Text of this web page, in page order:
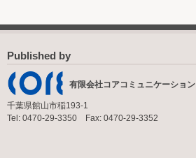
Published by
有限会社コアコミュニケーション
千葉県館山市稲193-1
Tel: 0470-29-3350 Fax: 0470-29-3352